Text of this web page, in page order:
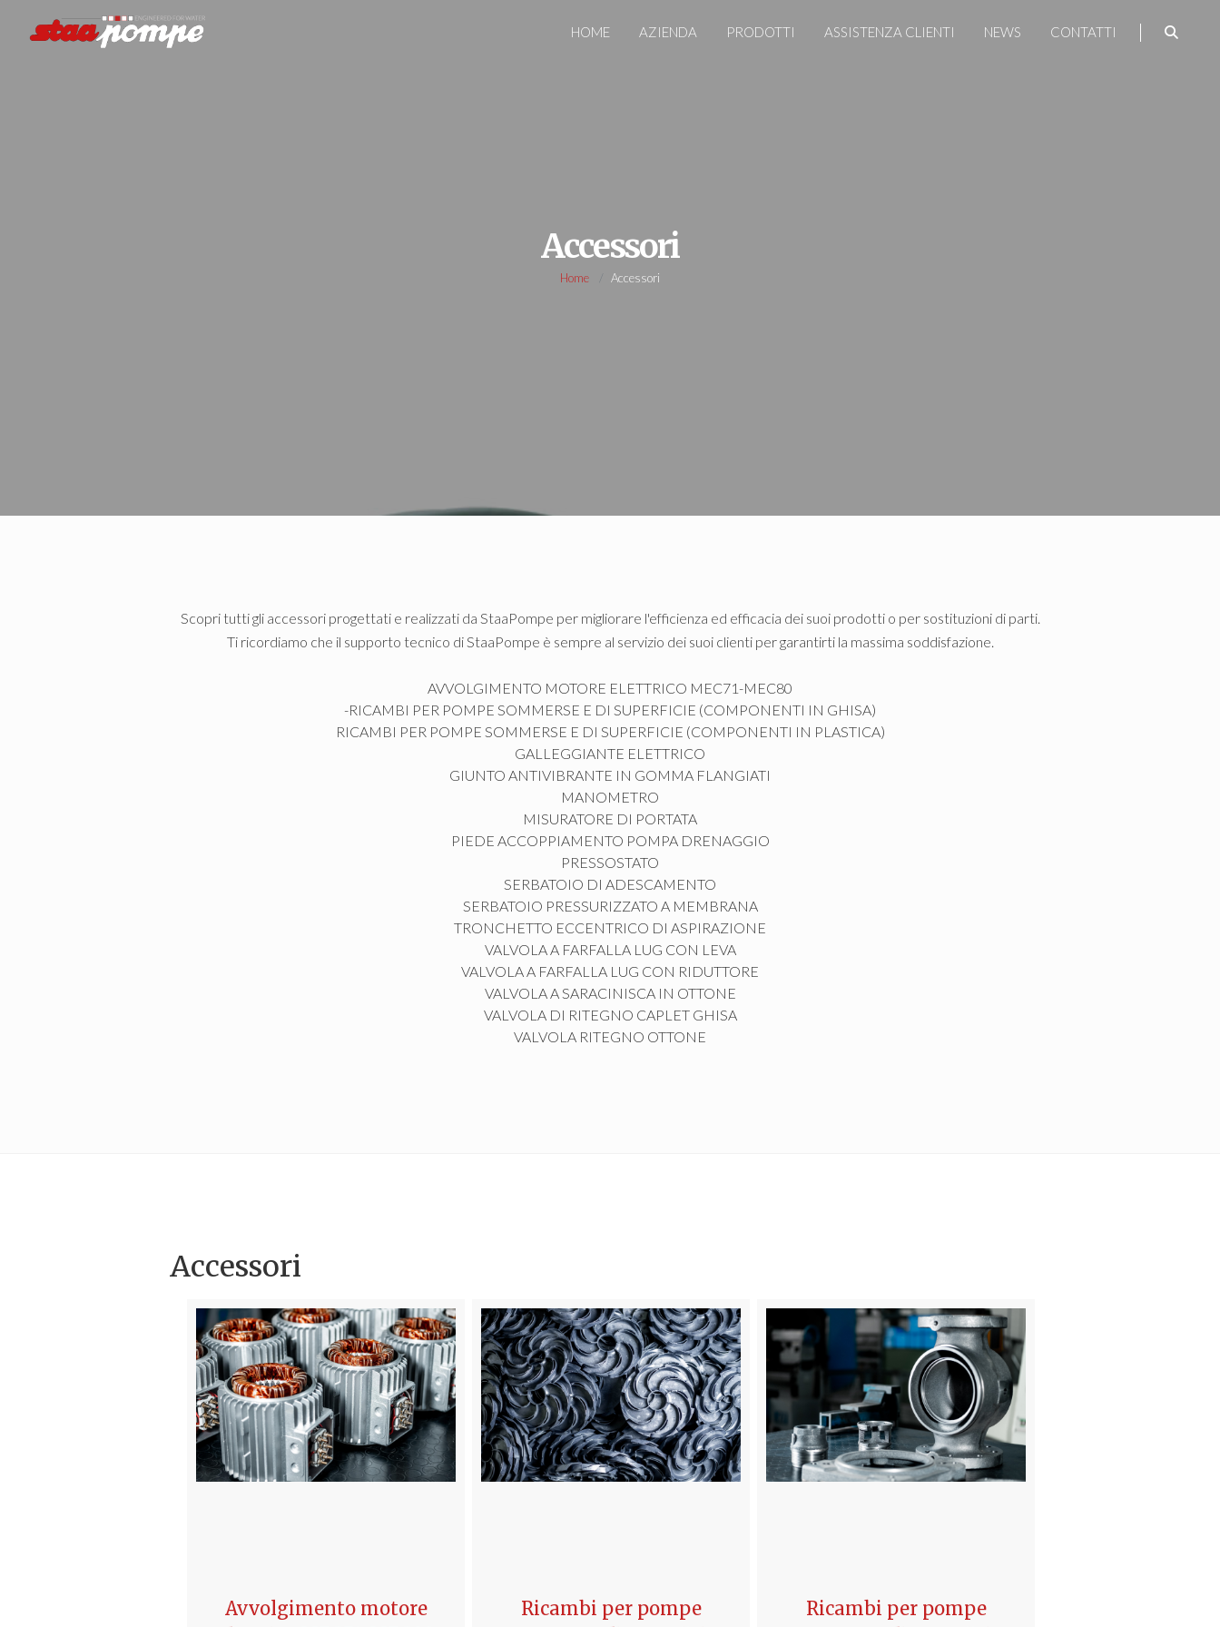
HOME AZIENDA PRODOTTI ASSISTENZA CLIENTI NEWS CONTATTI
Accessori
Home Accessori
Scopri tutti gli accessori progettati e realizzati da StaaPompe per migliorare l'efficienza ed efficacia dei suoi prodotti o per sostituzioni di parti.
Ti ricordiamo che il supporto tecnico di StaaPompe è sempre al servizio dei suoi clienti per garantirti la massima soddisfazione.
AVVOLGIMENTO MOTORE ELETTRICO MEC71-MEC80
-RICAMBI PER POMPE SOMMERSE E DI SUPERFICIE (COMPONENTI IN GHISA)
RICAMBI PER POMPE SOMMERSE E DI SUPERFICIE (COMPONENTI IN PLASTICA)
GALLEGGIANTE ELETTRICO
GIUNTO ANTIVIBRANTE IN GOMMA FLANGIATI
MANOMETRO
MISURATORE DI PORTATA
PIEDE ACCOPPIAMENTO POMPA DRENAGGIO
PRESSOSTATO
SERBATOIO DI ADESCAMENTO
SERBATOIO PRESSURIZZATO A MEMBRANA
TRONCHETTO ECCENTRICO DI ASPIRAZIONE
VALVOLA A FARFALLA LUG CON LEVA
VALVOLA A FARFALLA LUG CON RIDUTTORE
VALVOLA A SARACINISCA IN OTTONE
VALVOLA DI RITEGNO CAPLET GHISA
VALVOLA RITEGNO OTTONE
Accessori
Avvolgimento motore
Ricambi per pompe
Ricambi per pompe